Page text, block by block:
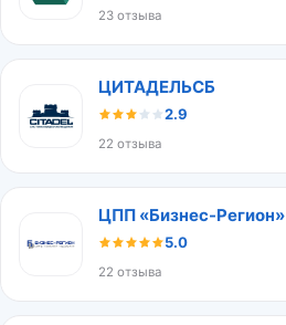
23 отзыва
ЦИТАДЕЛЬСБ
2.9
22 отзыва
ЦПП «Бизнес-Регион»
5.0
22 отзыва